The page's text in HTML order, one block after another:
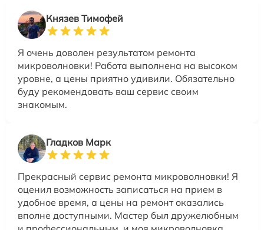
Князев Тимофей
Я очень доволен результатом ремонта
микроволновки! Работа выполнена на высоком
уровне, а цены приятно удивили. Обязательно
буду рекомендовать ваш сервис своим
знакомым.
Гладков Марк
Прекрасный сервис ремонта микроволновки! Я
оценил возможность записаться на прием в
удобное время, а цены на ремонт оказались
вполне доступными. Мастер был дружелюбным